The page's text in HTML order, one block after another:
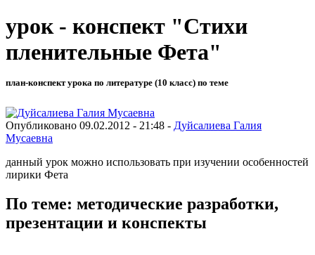
урок - конспект "Стихи
пленительные Фета"
план-конспект урока по литературе (10 класс) по теме
Опубликовано 09.02.2012 - 21:48 - Дуйсалиева Галия
Мусаевна
данный урок можно использовать при изучении особенностей
лирики Фета
По теме: методические разработки,
презентации и конспекты